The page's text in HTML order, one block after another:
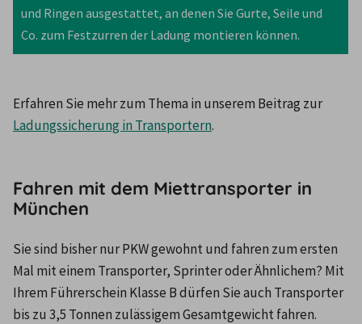
und Ringen ausgestattet, an denen Sie Gurte, Seile und
Co. zum Festzurren der Ladung montieren können.
Erfahren Sie mehr zum Thema in unserem Beitrag zur
Ladungssicherung in Transportern.
Fahren mit dem Miettransporter in
München
Sie sind bisher nur PKW gewohnt und fahren zum ersten
Mal mit einem Transporter, Sprinter oder Ähnlichem? Mit
Ihrem Führerschein Klasse B dürfen Sie auch Transporter
bis zu 3,5 Tonnen zulässigem Gesamtgewicht fahren.